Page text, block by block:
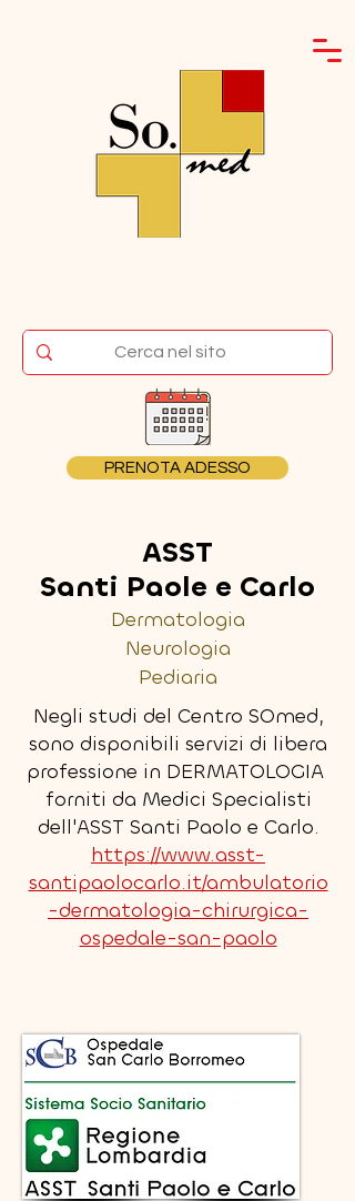
PRENOTA ADESSO
ASST
Santi Paole e Carlo
Dermatologia
Neurologia
Pediaria
Negli studi del Centro SOmed,
sono disponibili servizi di libera
professione in DERMATOLOGIA
forniti da Medici Specialisti
dell'ASST Santi Paolo e Carlo.
https://www.asst-
santipaolocarlo.it/ambulatorio
-dermatologia-chirurgica-
ospedale-san-paolo